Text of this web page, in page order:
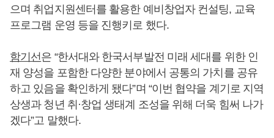
으며 취업지원센터를 활용한 예비창업자 컨설팅, 교육
프로그램 운영 등을 진행키로 했다.
함기선은 “한서대와 한국서부발전 미래 세대를 위한 인
재 양성을 포함한 다양한 분야에서 공통의 가치를 공유
하고 있음을 확인하게 됐다”며 “이번 협약을 계기로 지역
상생과 청년 취·창업 생태계 조성을 위해 더욱 힘써 나가
겠다”고 말했다.